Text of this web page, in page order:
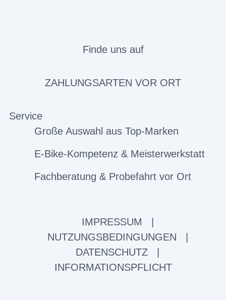
Finde uns auf
ZAHLUNGSARTEN VOR ORT
Service
Große Auswahl aus Top-Marken
E-Bike-Kompetenz & Meisterwerkstatt
Fachberatung & Probefahrt vor Ort
IMPRESSUM
NUTZUNGSBEDINGUNGEN
DATENSCHUTZ
INFORMATIONSPFLICHT